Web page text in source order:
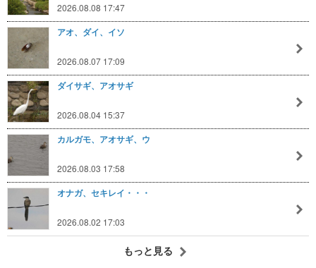
2026.08.08 17:47
アオ、ダイ、イソ
2026.08.07 17:09
ダイサギ、アオサギ
2026.08.04 15:37
カルガモ、アオサギ、ウ
2026.08.03 17:58
オナガ、セキレイ・・・
2026.08.02 17:03
もっと見る